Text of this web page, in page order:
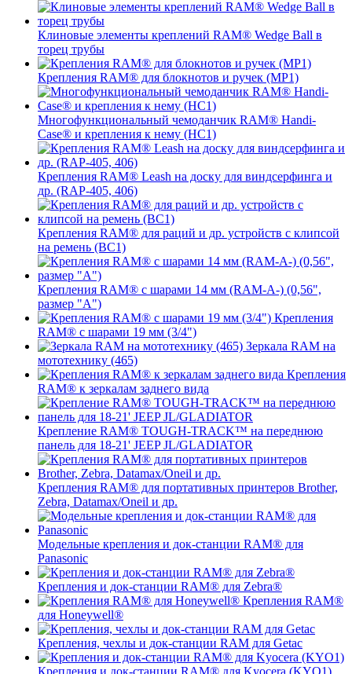
Клиновые элементы креплений RAM® Wedge Ball в
торец трубы
Крепления RAM® для блокнотов и ручек (MP1)
Многофункциональный чемоданчик RAM® Handi-
Case® и крепления к нему (HC1)
Крепления RAM® Leash на доску для виндсерфинга и
др. (RAP-405, 406)
Крепления RAM® для раций и др. устройств с клипсой
на ремень (BC1)
Крепления RAM® с шарами 14 мм (RAM-A-) (0,56",
размер "A")
Крепления
RAM® с шарами 19 мм (3/4")
Зеркала RAM на
мототехнику (465)
Крепления
RAM® к зеркалам заднего вида
Крепление RAM® TOUGH-TRACK™ на переднюю
панель для 18-21' JEEP JL/GLADIATOR
Крепления RAM® для портативных принтеров Brother,
Zebra, Datamax/Oneil и др.
Модельные крепления и док-станции RAM® для
Panasonic
Крепления и док-станции RAM® для Zebra®
Крепления RAM®
для Honeywell®
Крепления, чехлы и док-станции RAM для Getac
Крепления и док-станции RAM® для Kyocera (KYO1)